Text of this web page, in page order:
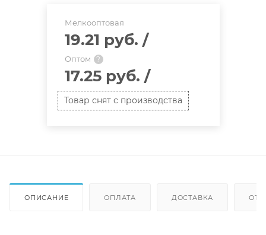
Мелкооптовая
19.21 руб. /
Оптом ?
17.25 руб. /
Товар снят с производства
ОПИСАНИЕ ОПЛАТА ДОСТАВКА